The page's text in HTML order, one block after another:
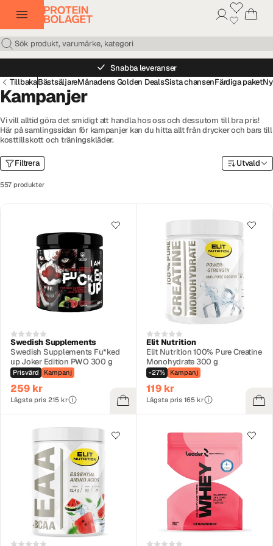
Snabba leveranser
TillbakaBästsäljareMånadens Golden DealsSista chansenFärdiga paket
Kampanjer
Vi vill alltid göra det smidigt att handla hos oss och dessutom till bra pris!
Här på samlingssidan för kampanjer kan du hitta allt från drycker och bars till
kosttillskott och träningskläder.
Filtrera
557 produkter
Utvald
Swedish Supplements
Swedish Supplements Fu*ked
up Joker Edition PWO 300 g
Prisvärd Kampanj
259 kr
Lägsta pris 215 kr
Elit Nutrition
Elit Nutrition 100% Pure Creatine
Monohydrate 300 g
-27% Kampanj
119 kr
Lägsta pris 165 kr